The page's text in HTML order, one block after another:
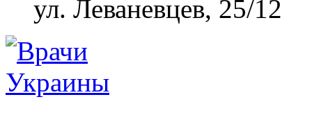
ул. Леваневцев, 25/12